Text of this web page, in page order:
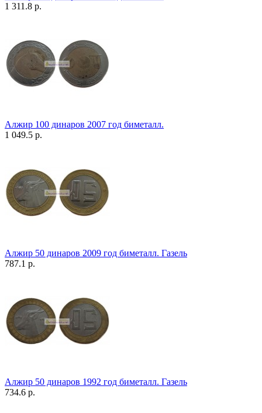
1 311.8 р.
Алжир 100 динаров 2007 год биметалл.
1 049.5 р.
Алжир 50 динаров 2009 год биметалл. Газель
787.1 р.
Алжир 50 динаров 1992 год биметалл. Газель
734.6 р.